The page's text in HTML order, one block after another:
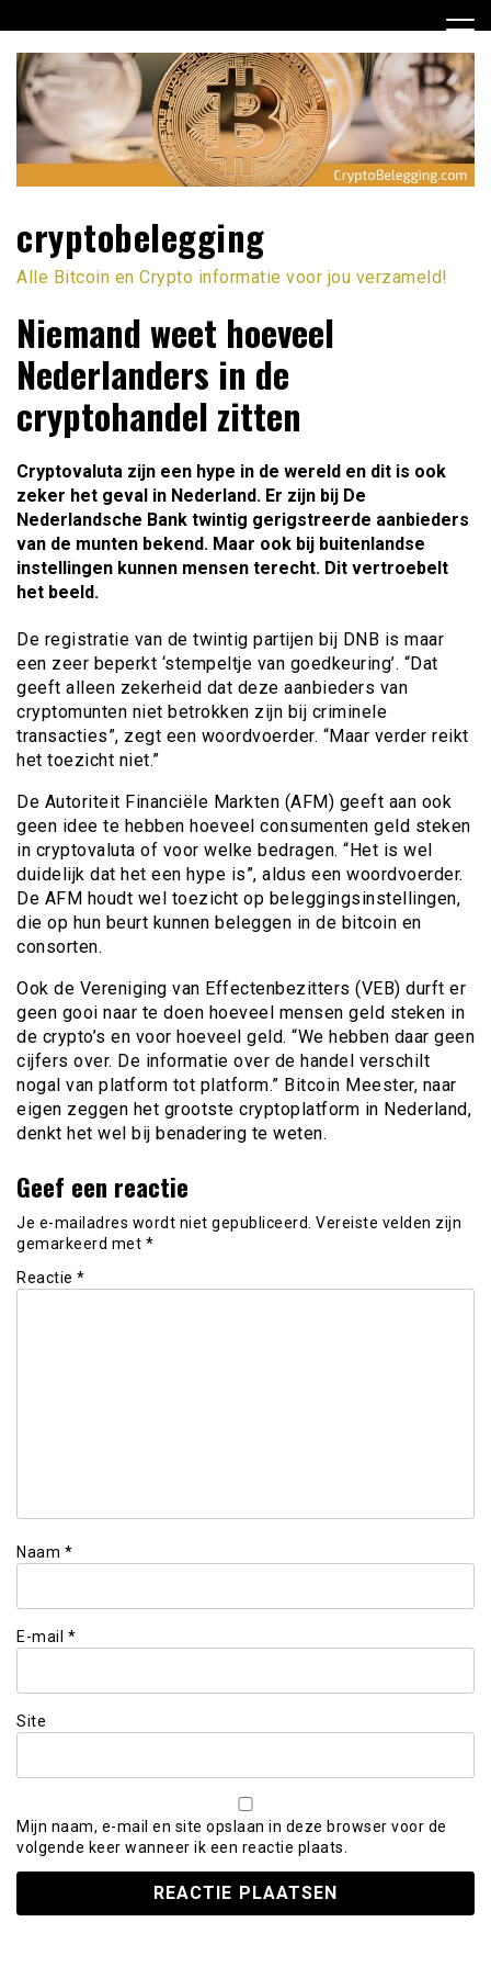
naar
inhoud
cryptobelegging
Alle Bitcoin en Crypto informatie voor jou verzameld!
Niemand weet hoeveel
Nederlanders in de
cryptohandel zitten
Cryptovaluta zijn een hype in de wereld en dit is ook
zeker het geval in Nederland. Er zijn bij De
Nederlandsche Bank twintig gerigstreerde aanbieders
van de munten bekend. Maar ook bij buitenlandse
instellingen kunnen mensen terecht. Dit vertroebelt
het beeld.
De registratie van de twintig partijen bij DNB is maar
een zeer beperkt ‘stempeltje van goedkeuring’. “Dat
geeft alleen zekerheid dat deze aanbieders van
cryptomunten niet betrokken zijn bij criminele
transacties”, zegt een woordvoerder. “Maar verder reikt
het toezicht niet.”
De Autoriteit Financiële Markten (AFM) geeft aan ook
geen idee te hebben hoeveel consumenten geld steken
in cryptovaluta of voor welke bedragen. “Het is wel
duidelijk dat het een hype is”, aldus een woordvoerder.
De AFM houdt wel toezicht op beleggingsinstellingen,
die op hun beurt kunnen beleggen in de bitcoin en
consorten.
Ook de Vereniging van Effectenbezitters (VEB) durft er
geen gooi naar te doen hoeveel mensen geld steken in
de crypto’s en voor hoeveel geld. “We hebben daar geen
cijfers over. De informatie over de handel verschilt
nogal van platform tot platform.” Bitcoin Meester, naar
eigen zeggen het grootste cryptoplatform in Nederland,
denkt het wel bij benadering te weten.
Geef een reactie
Je e-mailadres wordt niet gepubliceerd. Vereiste velden zijn
gemarkeerd met *
Reactie *
Naam *
E-mail *
Site
Mijn naam, e-mail en site opslaan in deze browser voor de
volgende keer wanneer ik een reactie plaats.